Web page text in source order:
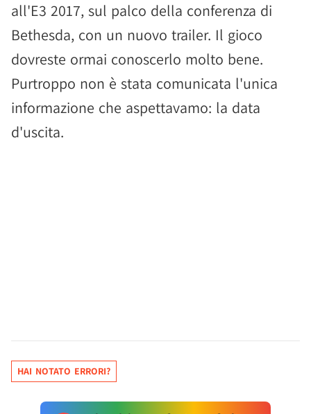
all'E3 2017, sul palco della conferenza di
Bethesda, con un nuovo trailer. Il gioco
dovreste ormai conoscerlo molto bene.
Purtroppo non è stata comunicata l'unica
informazione che aspettavamo: la data
d'uscita.
HAI NOTATO ERRORI?